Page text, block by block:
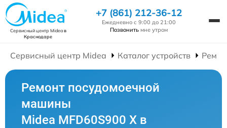
Сервисный центр Mideaв
Краснодаре
+7 (861) 212-36-12
Ежедневно с 9:00 до 21:00
Позвонить мне утром
Сервисный центр Midea Каталог устройств
Ремонт посудомоечной
машины
Midea MFD60S900 X в